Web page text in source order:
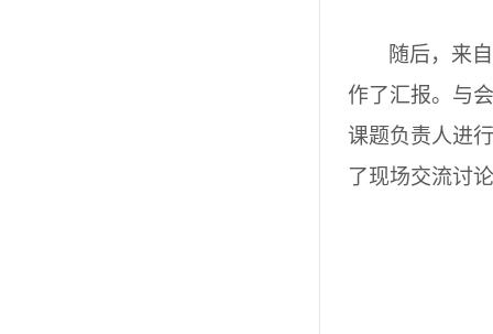
随后，来
作了汇报。与
课题负责人进
了现场交流讨